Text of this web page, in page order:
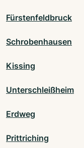
Fürstenfeldbruck
Schrobenhausen
Kissing
Unterschleißheim
Erdweg
Prittriching